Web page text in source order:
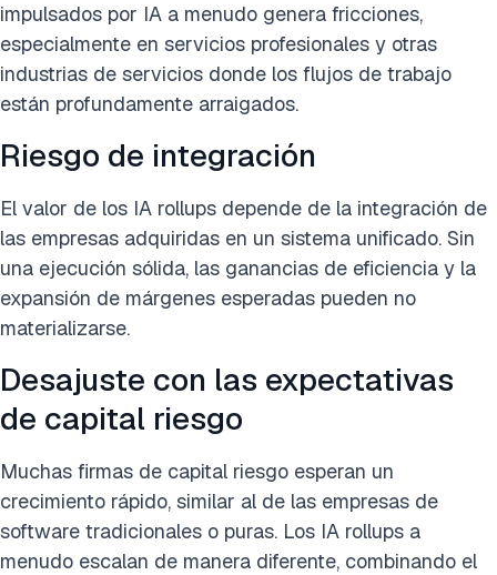
impulsados por IA a menudo genera fricciones,
especialmente en servicios profesionales y otras
industrias de servicios donde los flujos de trabajo
están profundamente arraigados.
Riesgo de integración
El valor de los IA rollups depende de la integración de
las empresas adquiridas en un sistema unificado. Sin
una ejecución sólida, las ganancias de eficiencia y la
expansión de márgenes esperadas pueden no
materializarse.
Desajuste con las expectativas
de capital riesgo
Muchas firmas de capital riesgo esperan un
crecimiento rápido, similar al de las empresas de
software tradicionales o puras. Los IA rollups a
menudo escalan de manera diferente, combinando el